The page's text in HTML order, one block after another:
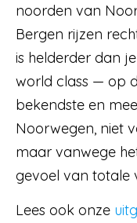
noorden van
Bergen rijzen
is helderder dan
world class — op
bekendste en
Noorwegen, niet
maar vanwege
gevoel van totale
Lees ook onze